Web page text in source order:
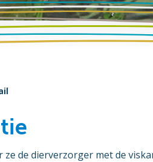
ze de dierverzorger met de